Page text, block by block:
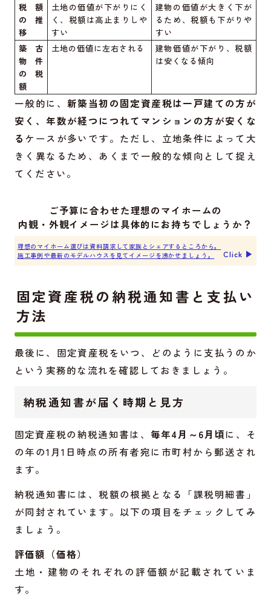
税額
の推
移
土地の価値が下がりにく
く、税額は高止まりしや
すい
建物の価値が大きく下が
るため、税額も下がりや
すい
築古
物件
の税
額
土地の価値に左右される
建物価値が下がり、税額
は安くなる傾向
一般的に、 新築当初の固定資産税は一戸建ての方が
安く、年数が経つにつれてマンションの方が安くな
る ケースが多いです。ただし、立地条件によって大
きく異なるため、あくまで一般的な傾向として捉え
てください。
ご予算に合わせた理想のマイホームの
内観・外観イメージは具体的にお持ちでしょうか？
理想のマイホーム選びは資料請求して家族とシェアするところから。
施工事例や最新のモデルハウスを見てイメージを沸かせましょう。
Click ▶︎
固定資産税の納税通知書と支払い
方法
最後に、固定資産税をいつ、どのように支払うのか
という実務的な流れを確認しておきましょう。
納税通知書が届く時期と見方
固定資産税の納税通知書は、 毎年4月～6月頃に、そ
の年の1月1日時点の所有者宛に市町村から郵送され
ます。
納税通知書には、税額の根拠となる「課税明細書」
が同封されています。以下の項目をチェックしてみ
ましょう。
評価額（価格）
土地・建物のそれぞれの評価額が記載されていま
す。